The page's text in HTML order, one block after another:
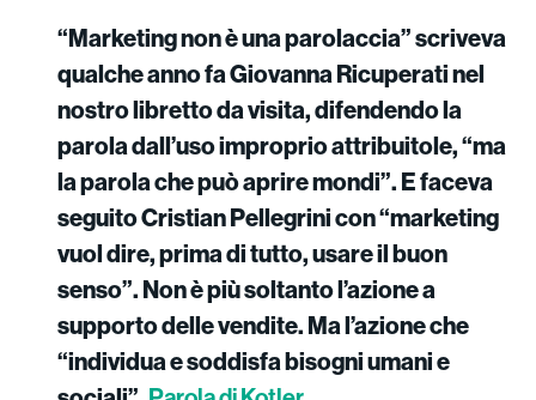
“Marketing non è una parolaccia” scriveva
qualche anno fa Giovanna Ricuperati nel
nostro libretto da visita, difendendo la
parola dall’uso improprio attribuitole, “ma
la parola che può aprire mondi”. E faceva
seguito Cristian Pellegrini con “marketing
vuol dire, prima di tutto, usare il buon
senso”. Non è più soltanto l’azione a
supporto delle vendite. Ma l’azione che
“individua e soddisfa bisogni umani e